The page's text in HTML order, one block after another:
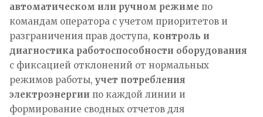
автоматическом или ручном режиме по
командам оператора с учетом приоритетов и
разграничения прав доступа, контроль и
диагностика работоспособности оборудования
с фиксацией отклонений от нормальных
режимов работы, учет потребления
электроэнергии по каждой линии и
формирование сводных отчетов для